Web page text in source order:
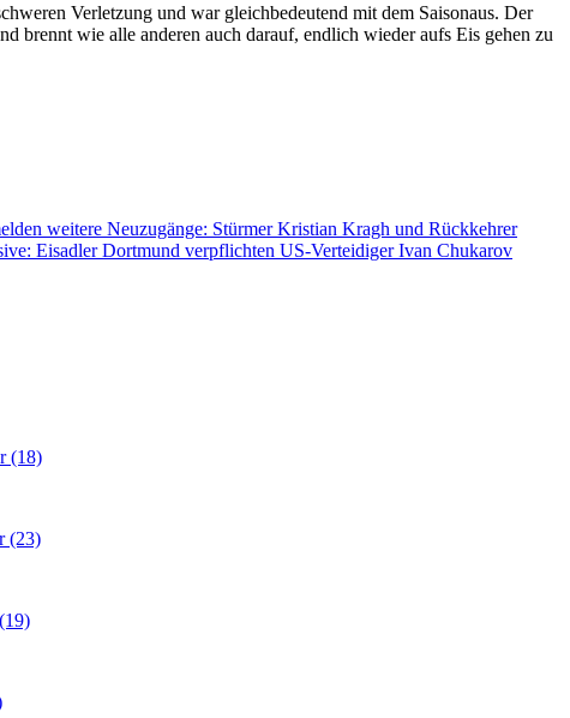
Verletzung und war gleichbedeutend mit dem Saisonaus. Der
brennt wie alle anderen auch darauf, endlich wieder aufs Eis gehen zu
weitere Neuzugänge: Stürmer Kristian Kragh und Rückkehrer
Eisadler Dortmund verpflichten US-Verteidiger Ivan Chukarov
(18)
(23)